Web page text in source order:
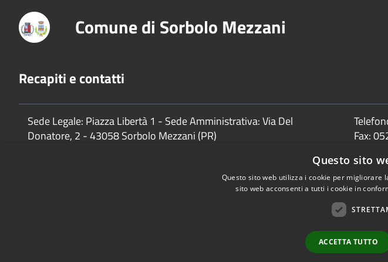
Comune di Sorbolo Mezzani
Recapiti e contatti
Sede Legale: Piazza Libertà 1 - Sede Amministrativa: Via Del
Donatore, 2 - 43058 Sorbolo Mezzani (PR)
Fax:
Pec:
Questo sito
Questo sito web utilizza i cookie per migliorare
sito web acconsenti a tutti i cookie in
ACCETTA TUTTO